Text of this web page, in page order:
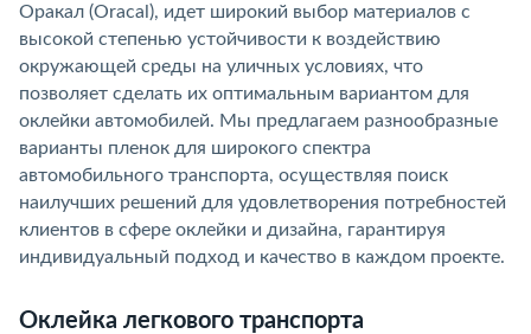
Оракал (Oracal), идет широкий выбор материалов с
высокой степенью устойчивости к воздействию
окружающей среды на уличных условиях, что
позволяет сделать их оптимальным вариантом для
оклейки автомобилей. Мы предлагаем разнообразные
варианты пленок для широкого спектра
автомобильного транспорта, осуществляя поиск
наилучших решений для удовлетворения потребностей
клиентов в сфере оклейки и дизайна, гарантируя
индивидуальный подход и качество в каждом проекте.
Оклейка легкового транспорта